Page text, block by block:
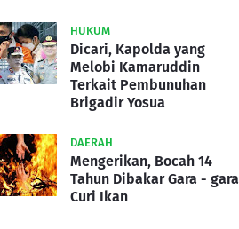
HUKUM
Dicari, Kapolda yang
Melobi Kamaruddin
Terkait Pembunuhan
Brigadir Yosua
DAERAH
Mengerikan, Bocah 14
Tahun Dibakar Gara - gara
Curi Ikan